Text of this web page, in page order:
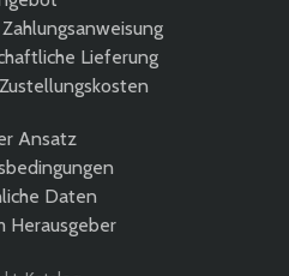
Lieferung
Ansatz
Daten
Herausgeber